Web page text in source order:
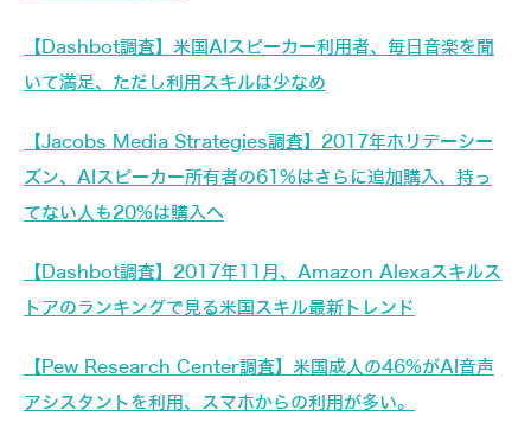
【Dashbot調査】米国AIスピーカー利用者、毎日音楽を聞
いて満足、ただし利用スキルは少なめ
【Jacobs Media Strategies調査】2017年ホリデーシー
ズン、AIスピーカー所有者の61%はさらに追加購入、持っ
てない人も20%は購入へ
【Dashbot調査】2017年11月、Amazon Alexaスキルス
トアのランキングで見る米国スキル最新トレンド
【Pew Research Center調査】米国成人の46%がAI音声
アシスタントを利用、スマホからの利用が多い。